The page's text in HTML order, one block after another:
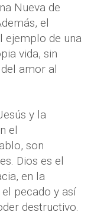
Nueva de
el
ejemplo de una
vida, sin
amor al
y la
el
son
Dios es el
en la
pecado y así
destructivo.